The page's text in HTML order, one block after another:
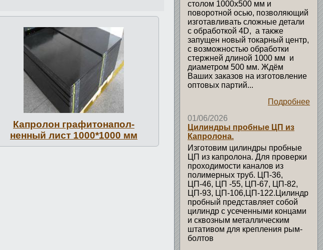
Капролон гра­фито­напол­
ненный лист 1000*1000 мм
столом 1000х500 мм и
поворотной осью, позволяющий
изготавливать сложные детали
с обработкой 4D, а также
запущен новый токарный центр,
с возможностью обработки
стержней длиной 1000 мм и
диаметром 500 мм. Ждём
Ваших заказов на изготовление
оптовых партий...
Подробнее
01/06/2026
Цилиндры пробные ЦП из
Капролона.
Изготовим цилиндры пробные
ЦП из капролона. Для проверки
проходимости каналов из
полимерных труб. ЦП-36,
ЦП-46, ЦП -55, ЦП-67, ЦП-82,
ЦП-93, ЦП-106,ЦП-122.Цилиндр
пробный представляет собой
цилиндр с усеченными концами
и сквозным металлическим
штативом для крепления рым-
болтов